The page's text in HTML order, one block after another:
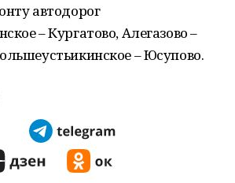
автодорог
– Кургатово, Алегазово –
– Юсупово.